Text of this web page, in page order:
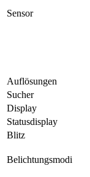
Sensor
Auflösungen
Sucher
Display
Statusdisplay
Blitz
Belichtungsmodi